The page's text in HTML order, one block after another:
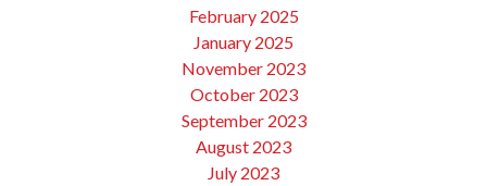
February 2025
January 2025
November 2023
October 2023
September 2023
August 2023
July 2023